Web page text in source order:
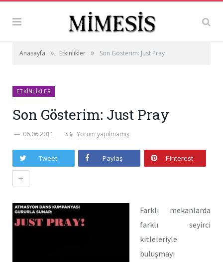
Anasayfa » Etkinlikler » Son Gösterim: Just Pray
ETKINLIKLER
Son Gösterim: Just Pray
06.06.2011 Yorum yapılmamış
Tweet Paylaş Pinterest
+
Farklı mekanlarda
farklı seyirci
kitleleriyle
buluşmayı